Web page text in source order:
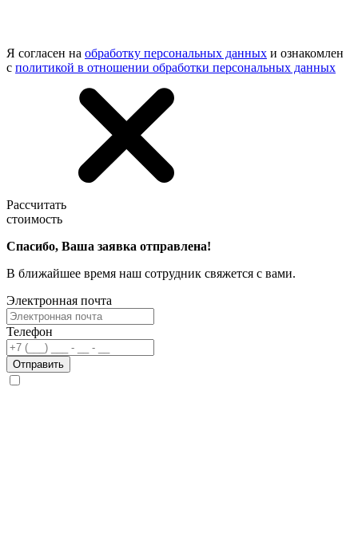
Я согласен на обработку персональных данных и ознакомлен
с политикой в отношении обработки персональных данных
Рассчитать
стоимость
Спасибо, Ваша заявка отправлена!
В ближайшее время наш сотрудник свяжется с вами.
Электронная почта
Телефон
Отправить